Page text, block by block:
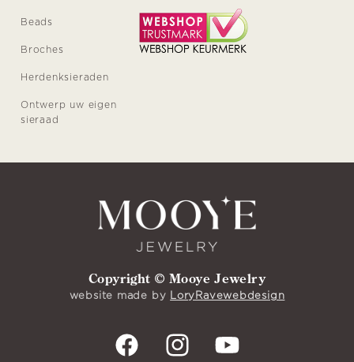
Beads
Broches
Herdenksieraden
Ontwerp uw eigen
sieraad
Copyright © Mooye Jewelry
website made by LoryRavewebdesign
FacebookInstagramYouTube